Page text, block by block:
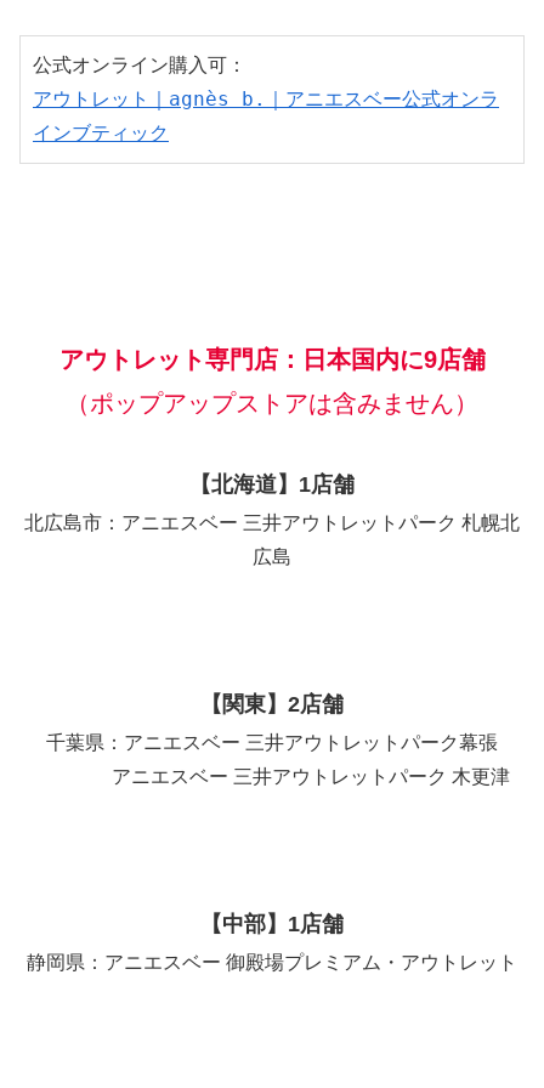
アウトレット｜agnès b.｜アニエスベー公式オンラ
インブティック
アウトレット専門店：日本国内に9店舗
（ポップアップストアは含みません）
【北海道】1店舗
北広島市：アニエスベー 三井アウトレットパーク 札幌北
広島
【関東】2店舗
千葉県：アニエスベー 三井アウトレットパーク幕張
アニエスベー 三井アウトレットパーク 木更津
【中部】1店舗
静岡県：アニエスベー 御殿場プレミアム・アウトレット